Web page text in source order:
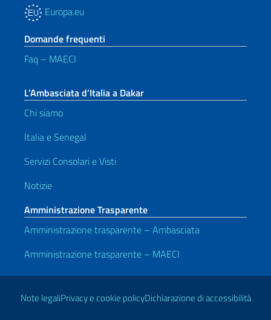
Europa.eu
Domande frequenti
Faq – MAECI
L’Ambasciata d’Italia a Dakar
Chi siamo
Italia e Senegal
Servizi Consolari e Visti
Notizie
Amministrazione Trasparente
Amministrazione trasparente – Ambasciata
Amministrazione trasparente – MAECI
Link Utili
Note legaliPrivacy e cookie policyDichiarazione di accessibilità